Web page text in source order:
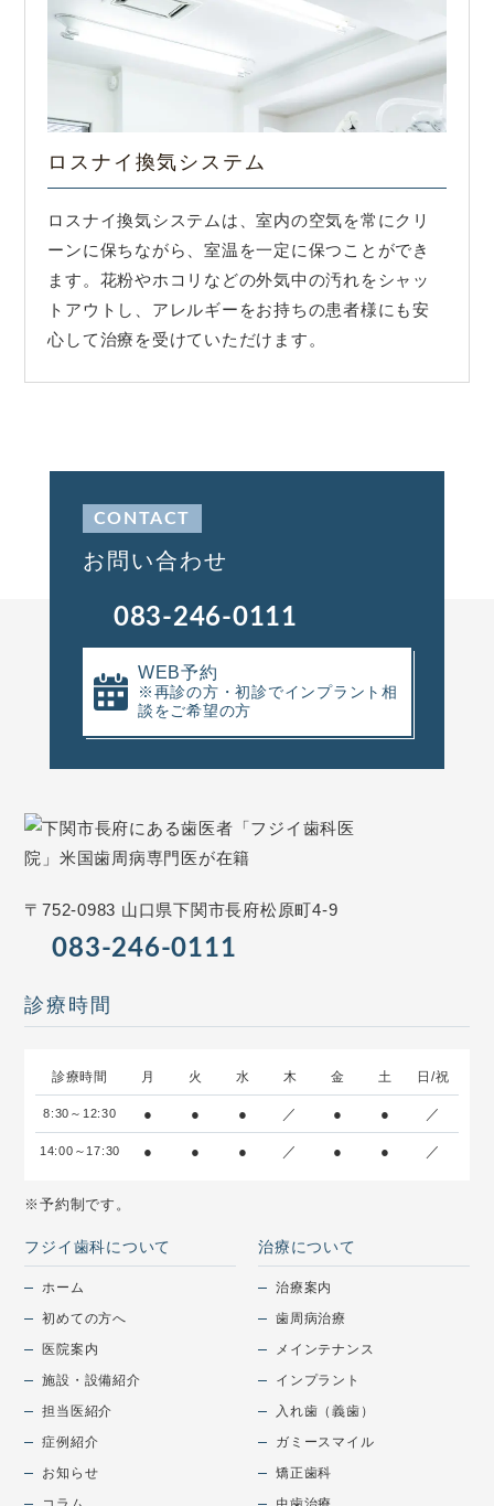
ロスナイ換気システム
ロスナイ換気システムは、室内の空気を常にクリ
ーンに保ちながら、室温を一定に保つことができ
ます。花粉やホコリなどの外気中の汚れをシャッ
トアウトし、アレルギーをお持ちの患者様にも安
心して治療を受けていただけます。
CONTACT
お問い合わせ
083-246-0111
WEB予約
※再診の方・初診でインプラント相
談をご希望の方
〒752-0983 山口県下関市長府松原町4-9
083-246-0111
診療時間
診療時間 月 火 水 木 金 土 日/祝
8:30～12:30 ● ● ● ／ ● ● ／
14:00～17:30 ● ● ● ／ ● ● ／
※予約制です。
フジイ歯科について
ホーム
初めての方へ
医院案内
施設・設備紹介
担当医紹介
症例紹介
お知らせ
治療について
治療案内
歯周病治療
メインテナンス
インプラント
入れ歯（義歯）
ガミースマイル
矯正歯科